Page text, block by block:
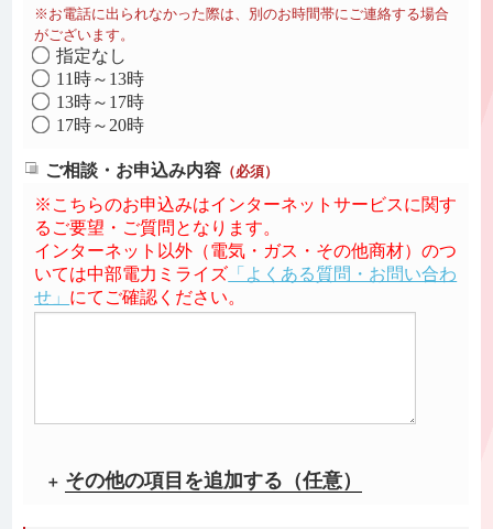
※お電話に出られなかった際は、別のお時間帯にご連絡する場合
がございます。
指定なし
11時～13時
13時～17時
17時～20時
ご相談・お申込み内容 （必須）
※こちらのお申込みはインターネットサービスに関す
るご要望・ご質問となります。
インターネット以外（電気・ガス・その他商材）のつ
いては中部電力ミライズ 「よくある質問・お問い合わ
せ」 にてご確認ください。
その他の項目を追加する（任意）